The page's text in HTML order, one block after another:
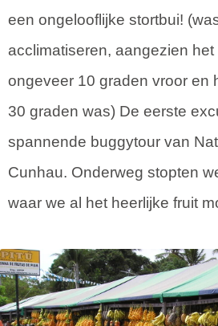
een ongelooflijke stortbui!
acclimatiseren, aangezien
ongeveer 10 graden vroor en
30 graden was) De eerste
spannende buggytour van
Cunhau. Onderweg stopten
waar we al het heerlijke fruit